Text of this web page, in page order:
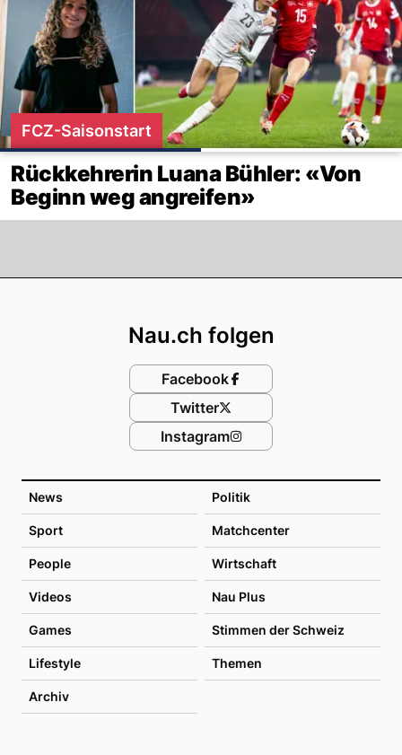
FCZ-Saisonstart
Rückkehrerin Luana Bühler: «Von
Beginn weg angreifen»
News Politik
Sport Matchcenter
People Wirtschaft
Videos Nau Plus
Games Stimmen der Schweiz
Lifestyle Themen
Archiv
Nau.ch folgen
Facebook
Twitter
Instagram